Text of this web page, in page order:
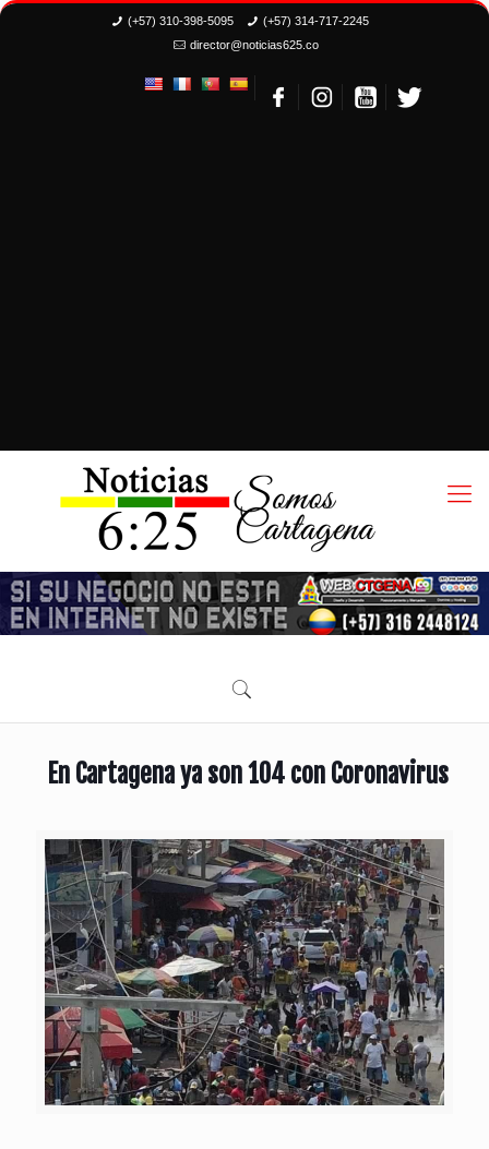
(+57) 310-398-5095
(+57) 314-717-2245
director@noticias625.co
En Cartagena ya son 104 con Coronavirus